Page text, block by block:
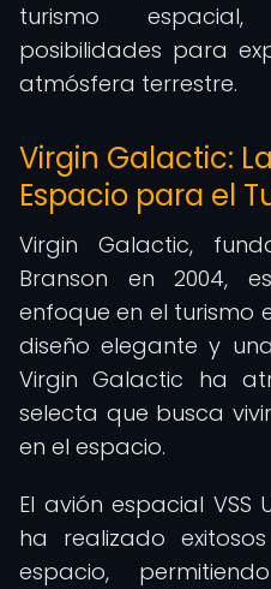
turismo
posibilidades para
atmósfera terrestre.
Virgin Galactic:
Espacio para el
Virgin Galactic,
Branson en 2004,
enfoque en el turismo
diseño elegante y
Virgin Galactic ha
selecta que busca
en el espacio.
El avión espacial VSS
ha realizado
espacio,